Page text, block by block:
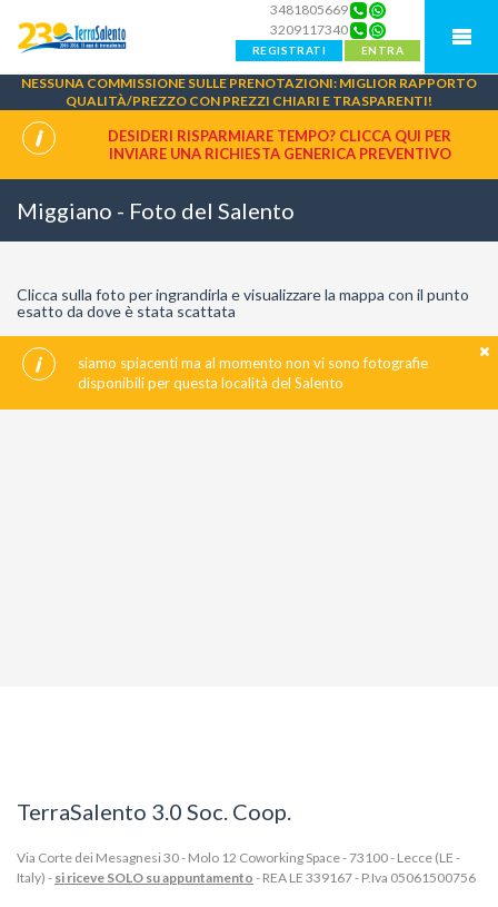
3481805669
3209117340
REGISTRATI ENTRA
NESSUNA COMMISSIONE SULLE PRENOTAZIONI: MIGLIOR RAPPORTO
QUALITÀ/PREZZO CON PREZZI CHIARI E TRASPARENTI!
DESIDERI RISPARMIARE TEMPO? CLICCA QUI PER
INVIARE UNA RICHIESTA GENERICA PREVENTIVO
Miggiano - Foto del Salento
Clicca sulla foto per ingrandirla e visualizzare la mappa con il punto
esatto da dove è stata scattata
siamo spiacenti ma al momento non vi sono fotografie
disponibili per questa località del Salento
TerraSalento 3.0 Soc. Coop.
Via Corte dei Mesagnesi 30 - Molo 12 Coworking Space - 73100 - Lecce (LE -
Italy) - si riceve SOLO su appuntamento - REA LE 339167 - P.Iva 05061500756